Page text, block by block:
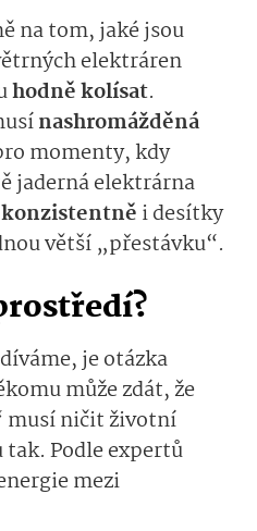
na tom, jaké jsou
elektráren
hodně kolísat.
nashromážděná
momenty, kdy
jaderná elektrárna
konzistentně i desítky
větší „přestávku“.
je otázka
může zdát, že
musí ničit životní
Podle expertů
mezi